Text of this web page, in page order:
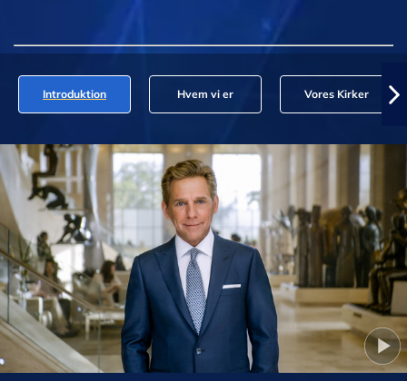
Introduktion Hvem vi er Vores Kirker